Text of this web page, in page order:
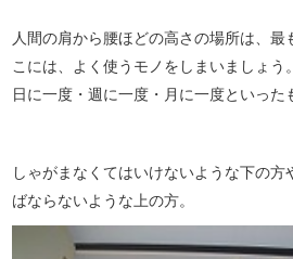
人間の肩から腰ほどの高さの場所は、
こには、よく使うモノをしまいましょ
日に一度・週に一度・月に一度といった
しゃがまなくてはいけないような下の
ばならないような上の方。